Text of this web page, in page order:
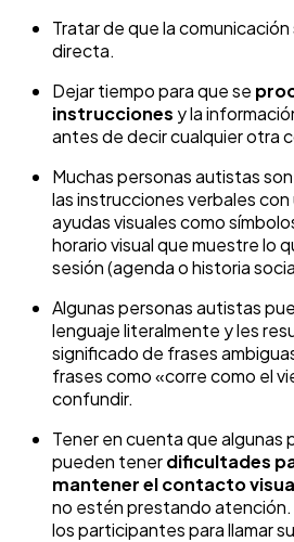
Tratar de que la
directa.
Dejar tiempo para que se
instrucciones y la
antes de decir cualquier otra
Muchas personas autistas son
las instrucciones verbales
ayudas visuales como
horario visual que muestre lo
sesión (agenda o historia
Algunas personas autistas
lenguaje literalmente y les
significado de frases
frases como «corre como el
confundir.
Tener en cuenta que algunas
pueden tenerdificultades
mantener el contacto
no estén prestando atención.
los participantes para llamar